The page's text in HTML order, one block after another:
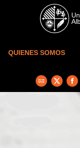
Skip to main content
QUIENES SOMOS